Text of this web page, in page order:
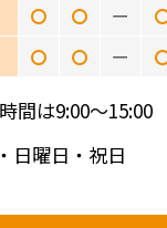
ー
ー
間は9:00〜15:00
日曜日・祝日